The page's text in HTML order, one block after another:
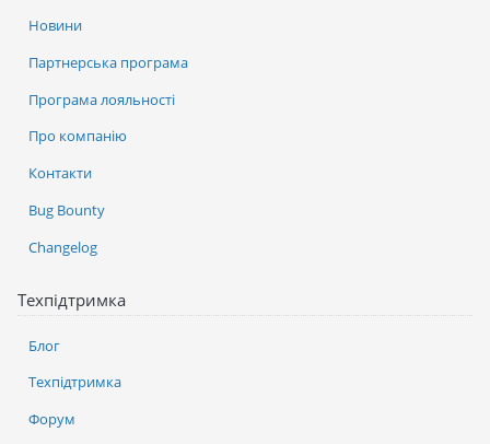
Новини
Партнерська програма
Програма лояльності
Про компанію
Контакти
Bug Bounty
Changelog
Техпідтримка
Блог
Техпідтримка
Форум